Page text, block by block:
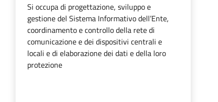
Si occupa di progettazione, sviluppo e
gestione del Sistema Informativo dell’Ente,
coordinamento e controllo della rete di
comunicazione e dei dispositivi centrali e
locali e di elaborazione dei dati e della loro
protezione